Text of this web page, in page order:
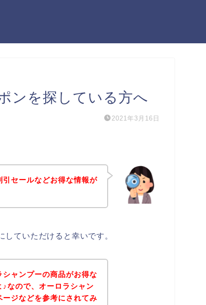
ンを探している方へ
2021年3月16日
セールなどお得な情報が
ていただけると幸いです。
ャンプーの商品がお得な
なので、オーロラシャン
ジなどを参考にされてみ